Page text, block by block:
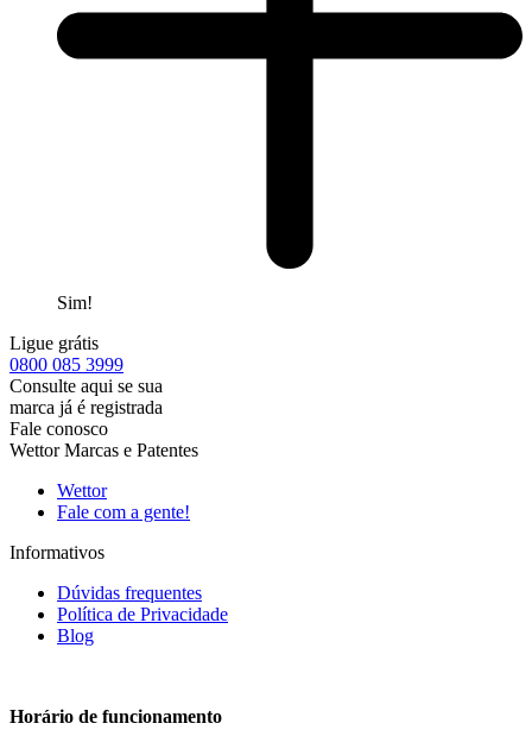
Sim!
Ligue grátis
0800 085 3999
Consulte aqui se sua
marca já é registrada
Fale conosco
Wettor Marcas e Patentes
Wettor
Fale com a gente!
Informativos
Dúvidas frequentes
Política de Privacidade
Blog
Horário de funcionamento